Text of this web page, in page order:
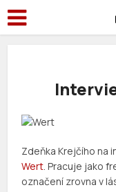
Zdeňka Krejčího na
Wert. Pracuje jako
označení zrovna v